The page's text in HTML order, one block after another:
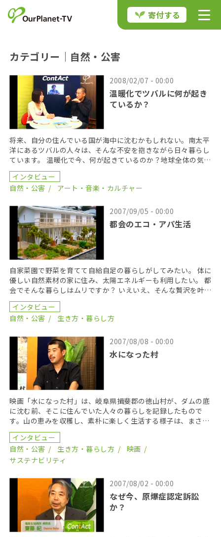
寄付する
カテゴリー｜自然・公害
2008/02/07 - 00:00
温暖化でツバルに何が起き
ているか？
将来、自分の住んでいる国が海中に沈むかもしれない。南太平
洋にあるツバルの人々は、そんな不安を抱きながら日々暮らし
ています。 温暖化で今、何が起きているのか？地球全体の気候
変動と、私たち1人1人の生活の接点は、どこにあるの […]
インタビュー
自然・公害
アート・音楽・カルチャー
2007/09/05 - 00:00
都会のエコ・アパ生活
自家菜園で野菜を育てて自給自足の暮らしがしてみたい。 体に
優しい自然素材の家に住み、太陽エネルギーも利用したい。 都
会でそんな暮らしはムリですか？ いえいえ、そんな贅沢を叶え
るアパートがちゃんとあるのです。名づけて「エコ […]
インタビュー
自然・公害
生き方・暮らし方
2007/08/08 - 00:00
水になった村
映画「水になった村」は、岐阜県揖斐郡の徳山村が、ダムの底
に沈む前、そこに住んでいた人々の暮らしを記録したもので
す。山の恵みを収穫し、素朴に楽しく生活する様子は、まさに
スローライフ。この映画はダム建設反対を叫んではいないけ
[…]
インタビュー
自然・公害
生き方・暮らし方
映画
サステナビリティ
2007/08/02 - 00:00
なぜ今、原爆症認定訴訟
か？